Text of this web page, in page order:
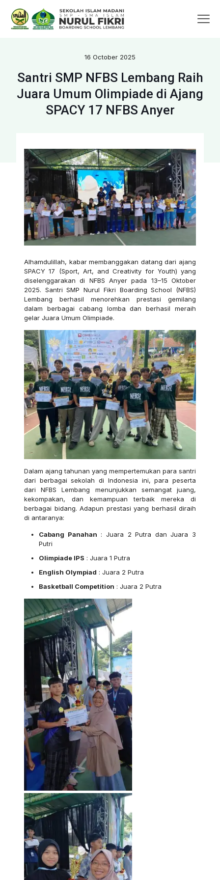
16 October 2025
Santri SMP NFBS Lembang Raih
Juara Umum Olimpiade di Ajang
SPACY 17 NFBS Anyer
Alhamdulillah, kabar membanggakan datang dari ajang
SPACY 17 (Sport, Art, and Creativity for Youth) yang
diselenggarakan di NFBS Anyer pada 13–15 Oktober
2025. Santri SMP Nurul Fikri Boarding School (NFBS)
Lembang berhasil menorehkan prestasi gemilang
dalam berbagai cabang lomba dan berhasil meraih
gelar Juara Umum Olimpiade.
Dalam ajang tahunan yang mempertemukan para santri
dari berbagai sekolah di Indonesia ini, para peserta
dari NFBS Lembang menunjukkan semangat juang,
kekompakan, dan kemampuan terbaik mereka di
berbagai bidang. Adapun prestasi yang berhasil diraih
di antaranya:
Cabang Panahan : Juara 2 Putra dan Juara 3
Putri
Olimpiade IPS : Juara 1 Putra
English Olympiad : Juara 2 Putra
Basketball Competition : Juara 2 Putra